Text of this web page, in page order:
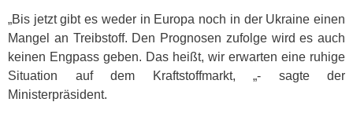
„Bis jetzt gibt es weder in Europa noch in der Ukraine einen
Mangel an Treibstoff. Den Prognosen zufolge wird es auch
keinen Engpass geben. Das heißt, wir erwarten eine ruhige
Situation auf dem Kraftstoffmarkt, „- sagte der
Ministerpräsident.